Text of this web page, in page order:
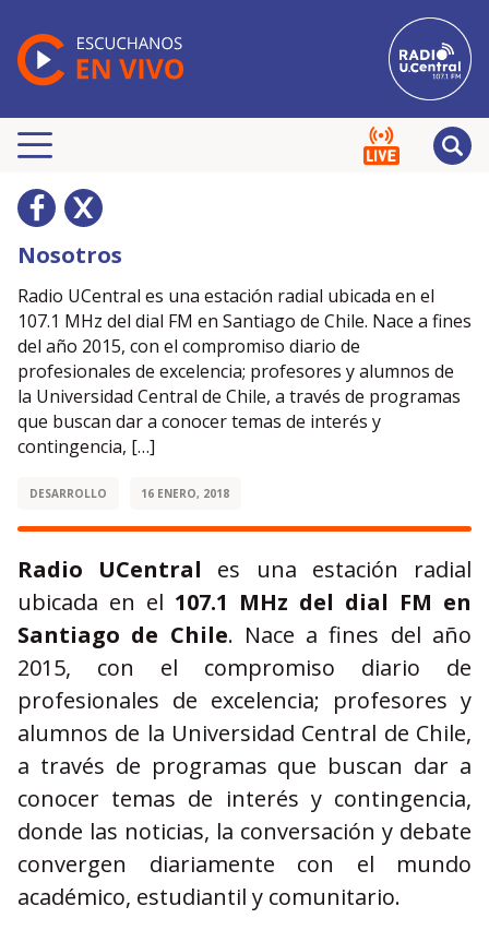
Nosotros
Radio UCentral es una estación radial ubicada en el
107.1 MHz del dial FM en Santiago de Chile. Nace a fines
del año 2015, con el compromiso diario de
profesionales de excelencia; profesores y alumnos de
la Universidad Central de Chile, a través de programas
que buscan dar a conocer temas de interés y
contingencia, […]
DESARROLLO 16 ENERO, 2018
Radio UCentral es una estación radial
ubicada en el 107.1 MHz del dial FM en
Santiago de Chile. Nace a fines del año
2015, con el compromiso diario de
profesionales de excelencia; profesores y
alumnos de la Universidad Central de Chile,
a través de programas que buscan dar a
conocer temas de interés y contingencia,
donde las noticias, la conversación y debate
convergen diariamente con el mundo
académico, estudiantil y comunitario.